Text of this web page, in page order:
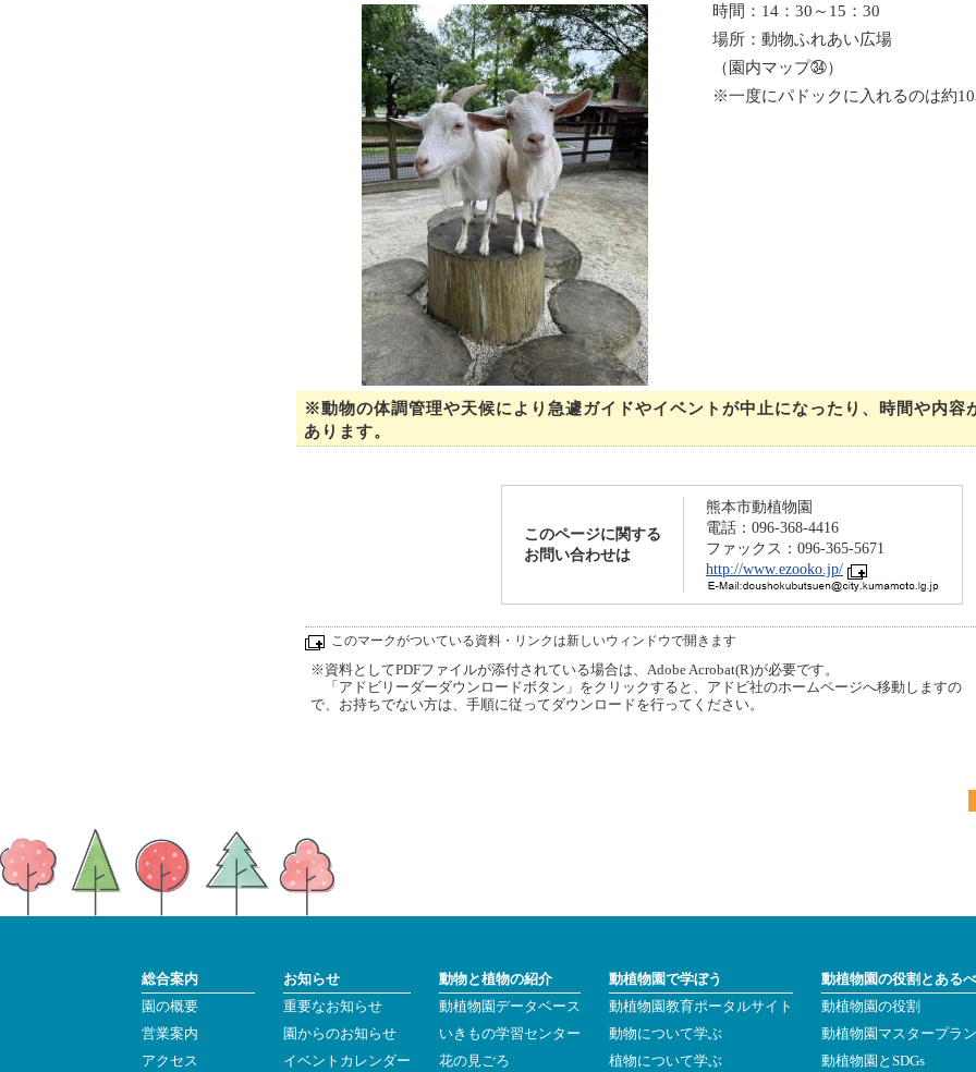
時間：14：30～15：30
場所：動物ふれあい広場
（園内マップ㉞）
※一度にパドックに入れるのは約
※動物の体調管理や天候により急遽ガイドやイベントが中止になったり、時間や内容
あります。
このページに関する
お問い合わせは
熊本市動植物園
電話：096-368-4416
ファックス：096-365-5671
http://www.ezooko.jp/
このマークがついている資料・リンクは新しいウィンドウで開きます
※資料としてPDFファイルが添付されている場合は、Adobe Acrobat(R)が必要です。
「アドビリーダーダウンロードボタン」をクリックすると、アドビ社のホームページへ移動しますの
で、お持ちでない方は、手順に従ってダウンロードを行ってください。
総合案内
園の概要
営業案内
アクセス
お知らせ
重要なお知らせ
園からのお知らせ
イベントカレンダー
動物と植物の紹介
動植物園データベース
いきもの学習センター
花の見ごろ
動植物園で学ぼう
動植物園教育ポータルサイト
動物について学ぶ
植物について学ぶ
動植物園の役割とある
動植物園の役割
動植物園マスタープラン
動植物園とSDGs